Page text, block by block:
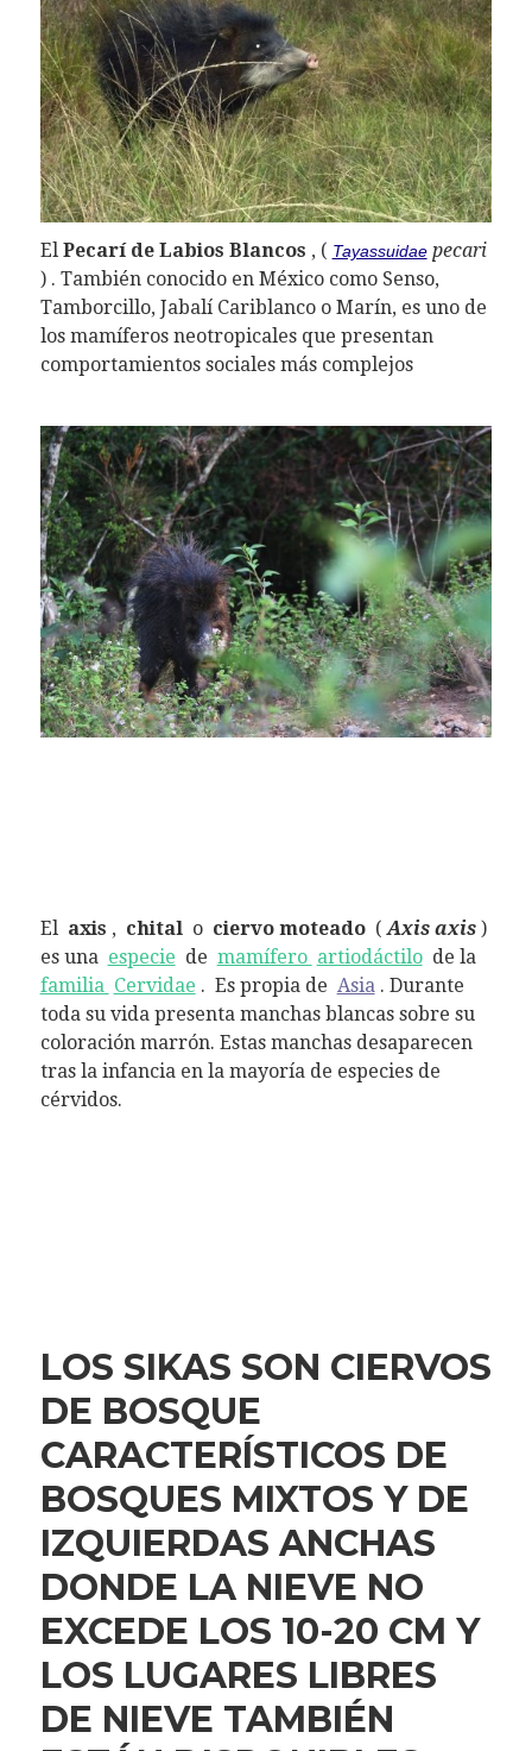
El Pecarí de Labios Blancos , ( Tayassuidaepecari
) . También conocido en México como Senso,
Tamborcillo, Jabalí Cariblanco o Marín, es uno de
los mamíferos neotropicales que presentan
comportamientos sociales más complejos
El axis , chitalo ciervo moteado(Axis axis)
es una especie de mamífero artiodáctilode la
familia Cervidae . Es propia de Asia. Durante
toda su vida presenta manchas blancas sobre su
coloración marrón. Estas manchas desaparecen
tras la infancia en la mayoría de especies de
cérvidos.
LOS SIKAS SON CIERVOS
DE BOSQUE
CARACTERÍSTICOS DE
BOSQUES MIXTOS Y DE
IZQUIERDAS ANCHAS
DONDE LA NIEVE NO
EXCEDE LOS 10-20 CM Y
LOS LUGARES LIBRES
DE NIEVE TAMBIÉN